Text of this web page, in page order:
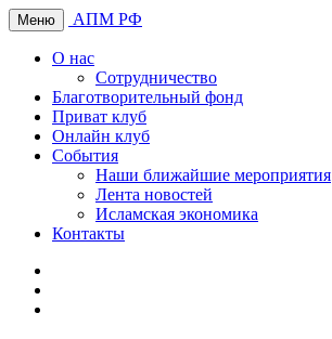
Меню АПМ РФ
О нас
Сотрудничество
Благотворительный фонд
Приват клуб
Онлайн клуб
События
Наши ближайшие мероприятия
Лента новостей
Исламская экономика
Контакты